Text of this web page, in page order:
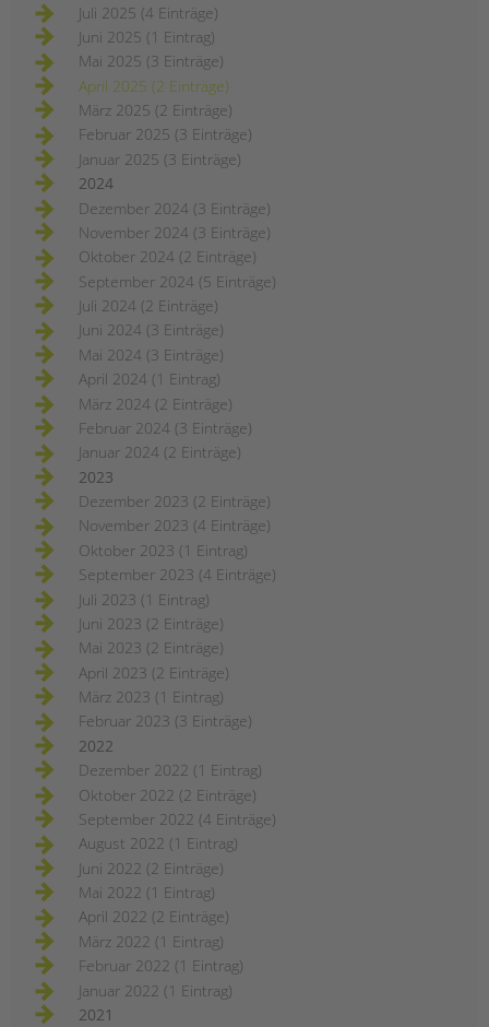
Juli 2025 (4 Einträge)
Juni 2025 (1 Eintrag)
Mai 2025 (3 Einträge)
April 2025 (2 Einträge)
März 2025 (2 Einträge)
Februar 2025 (3 Einträge)
Januar 2025 (3 Einträge)
2024
Dezember 2024 (3 Einträge)
November 2024 (3 Einträge)
Oktober 2024 (2 Einträge)
September 2024 (5 Einträge)
Juli 2024 (2 Einträge)
Juni 2024 (3 Einträge)
Mai 2024 (3 Einträge)
April 2024 (1 Eintrag)
März 2024 (2 Einträge)
Februar 2024 (3 Einträge)
Januar 2024 (2 Einträge)
2023
Dezember 2023 (2 Einträge)
November 2023 (4 Einträge)
Oktober 2023 (1 Eintrag)
September 2023 (4 Einträge)
Juli 2023 (1 Eintrag)
Juni 2023 (2 Einträge)
Mai 2023 (2 Einträge)
April 2023 (2 Einträge)
März 2023 (1 Eintrag)
Februar 2023 (3 Einträge)
2022
Dezember 2022 (1 Eintrag)
Oktober 2022 (2 Einträge)
September 2022 (4 Einträge)
August 2022 (1 Eintrag)
Juni 2022 (2 Einträge)
Mai 2022 (1 Eintrag)
April 2022 (2 Einträge)
März 2022 (1 Eintrag)
Februar 2022 (1 Eintrag)
Januar 2022 (1 Eintrag)
2021